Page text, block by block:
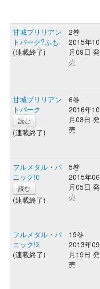
甘城ブリリアン
トパーク?ふも
(連載終了)
2巻
2015年10
月09日 発
売
甘城ブリリアン
トパーク
読む
(連載終了)
6巻
2016年10
月08日 発
売
フルメタル・パ
ニック!0
読む
(連載終了)
5巻
2015年06
月05日 発
売
フルメタル・パ
ニック!Σ
(連載終了)
19巻
2013年09
月19日 発
売